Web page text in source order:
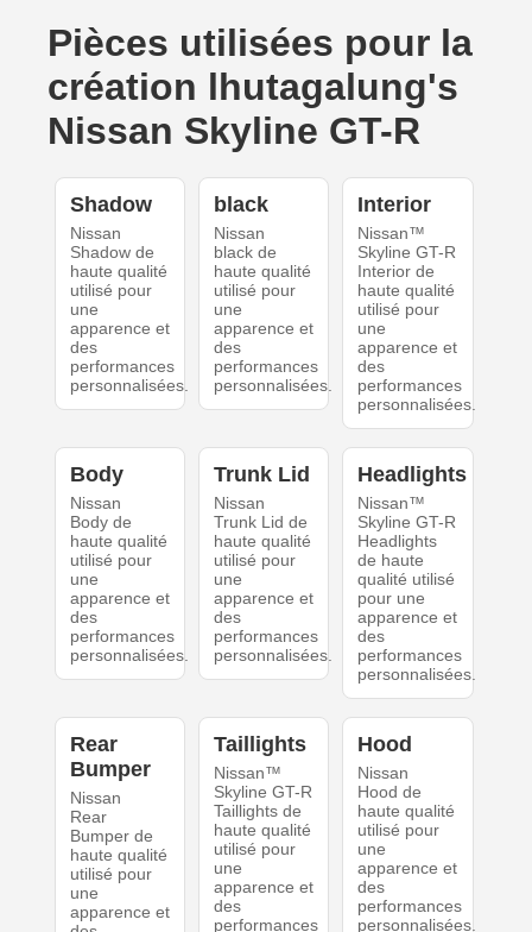
Pièces utilisées pour la
création lhutagalung's
Nissan Skyline GT-R
Shadow
Nissan
Shadow de
haute qualité
utilisé pour
une
apparence et
des
performances
personnalisées.
black
Nissan
black de
haute qualité
utilisé pour
une
apparence et
des
performances
personnalisées.
Interior
Nissan™
Skyline GT-R
Interior de
haute qualité
utilisé pour
une
apparence et
des
performances
personnalisées.
Body
Nissan
Body de
haute qualité
utilisé pour
une
apparence et
des
performances
personnalisées.
Trunk Lid
Nissan
Trunk Lid de
haute qualité
utilisé pour
une
apparence et
des
performances
personnalisées.
Headlights
Nissan™
Skyline GT-R
Headlights
de haute
qualité utilisé
pour une
apparence et
des
performances
personnalisées.
Rear
Bumper
Nissan
Rear
Bumper de
haute qualité
utilisé pour
une
apparence et
Taillights
Nissan™
Skyline GT-R
Taillights de
haute qualité
utilisé pour
une
apparence et
des
performances
Hood
Nissan
Hood de
haute qualité
utilisé pour
une
apparence et
des
performances
personnalisées.